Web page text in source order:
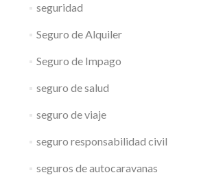
seguridad
Seguro de Alquiler
Seguro de Impago
seguro de salud
seguro de viaje
seguro responsabilidad civil
seguros de autocaravanas